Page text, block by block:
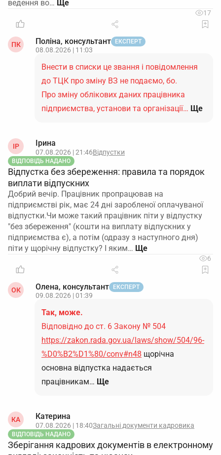
ведення во…
17
ПК Поліна, консультант ЕКСПЕРТ
08.08.2026 | 11:03
Внести в списки це звання і повідомлення
до ТЦК про зміну ВЗ не подаємо, бо.
Про зміну облікових даних працівника
підприємства, установи та організації… Ще
ІР Ірина
07.08.2026 | 21:46Відпустки
ВІДПОВІДЬ НАДАНО
Відпустка без збереження: правила та порядок
виплати відпускних
Добрий вечір. Працівник пропрацював на
підприємстві рік, має 24 дні заробленої оплачуваної
відпустки.Чи може такий працівник піти у відпустку
"без збереження" (кошти на виплату відпускних у
підприємства є), а потім (одразу з наступного дня)
піти у щорічну відпустку? І яким…
6
ОК Олена, консультант ЕКСПЕРТ
09.08.2026 | 01:39
Так, може.
Відповідно до ст. 6 Закону № 504
https://zakon.rada.gov.ua/laws/show/504/96-
%D0%B2%D1%80/conv#n48 щорічна
основна відпустка надається
працівникам… Ще
КА Катерина
07.08.2026 | 18:40Загальні документи кадровика
ВІДПОВІДЬ НАДАНО
Зберігання кадрових документів в електронному